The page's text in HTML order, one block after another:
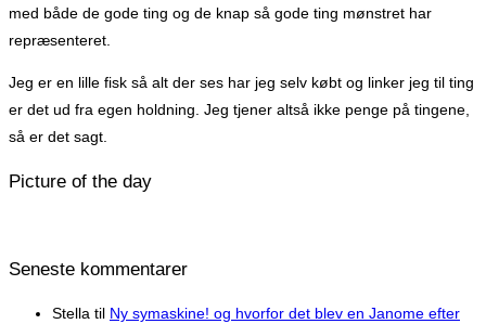
med både de gode ting og de knap så gode ting mønstret har
repræsenteret.
Jeg er en lille fisk så alt der ses har jeg selv købt og linker jeg til ting
er det ud fra egen holdning. Jeg tjener altså ikke penge på tingene,
så er det sagt.
Picture of the day
Seneste kommentarer
Stella til Ny symaskine! og hvorfor det blev en Janome efter